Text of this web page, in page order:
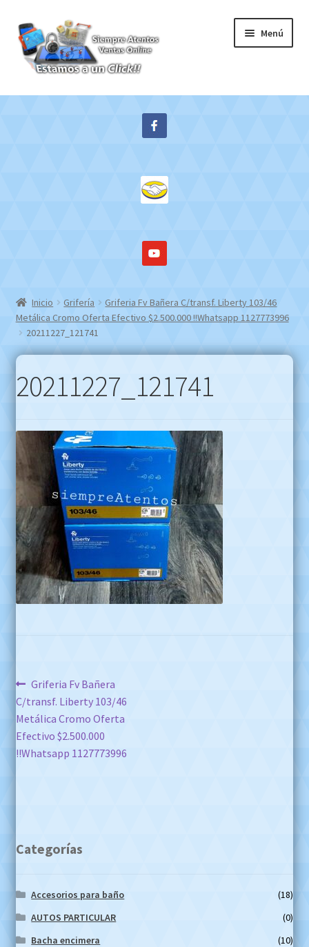
Ir
a
la
navegación
Ir
al
contenido
Menú
Inicio
Inicio Grifería
Griferia Fv Bañera C/transf. Liberty 103/46
Metálica Cromo Oferta Efectivo $2.500.000 !!Whatsapp 1127773996
20211227_121741
20211227_121741
Navegación
de
entradas
Anterior:
Griferia Fv Bañera
C/transf. Liberty 103/46
Metálica Cromo Oferta
Efectivo $2.500.000
!!Whatsapp 1127773996
Categorías
Accesorios para baño
(18)
AUTOS PARTICULAR
(0)
Bacha encimera
(10)